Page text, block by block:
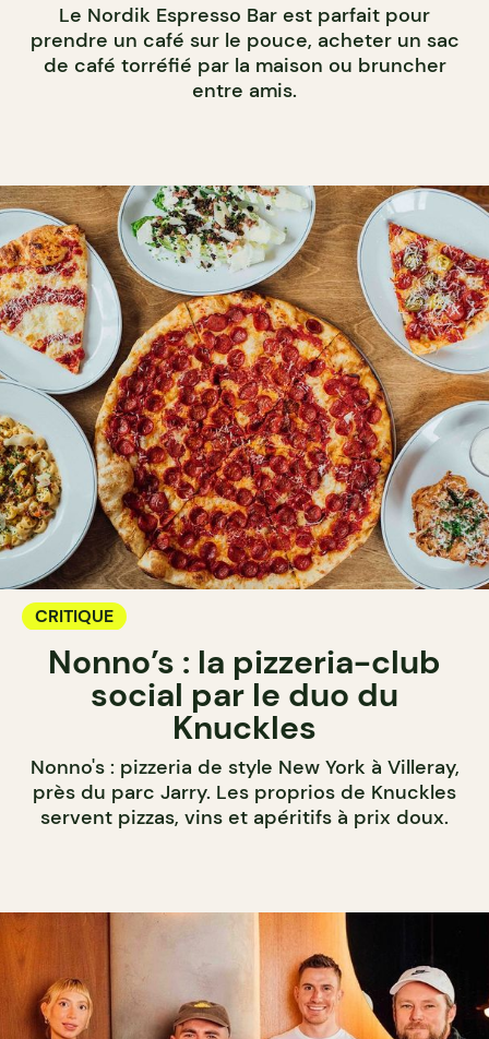
Le Nordik Espresso Bar est parfait pour
prendre un café sur le pouce, acheter un sac
de café torréfié par la maison ou bruncher
entre amis.
CRITIQUE
Nonno’s : la pizzeria-club
social par le duo du
Knuckles
Nonno's : pizzeria de style New York à Villeray,
près du parc Jarry. Les proprios de Knuckles
servent pizzas, vins et apéritifs à prix doux.